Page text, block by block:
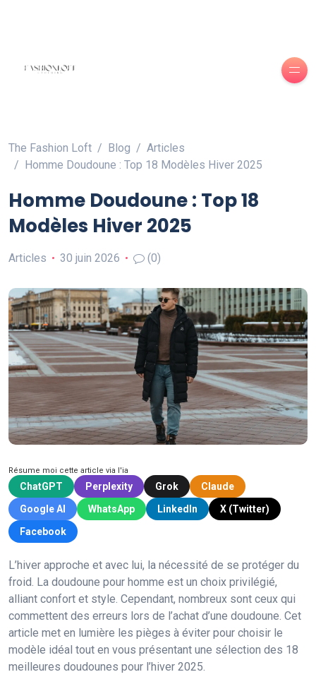
The Fashion Loft Blog
Articles
Homme Doudoune : Top 18 Modèles Hiver 2025
Homme Doudoune : Top 18
Modèles Hiver 2025
Articles 30 juin 2026 (0)
Résume moi cette article via l'ia
ChatGPT Perplexity Grok
Claude
Google AI
WhatsApp LinkedIn
X (Twitter)
Facebook
L’hiver approche et avec lui, la nécessité de se protéger du
froid. La doudoune pour homme est un choix privilégié,
alliant confort et style. Cependant, nombreux sont ceux qui
commettent des erreurs lors de l’achat d’une doudoune. Cet
article met en lumière les pièges à éviter pour choisir le
modèle idéal tout en vous présentant une sélection des 18
meilleures doudounes pour l’hiver 2025.